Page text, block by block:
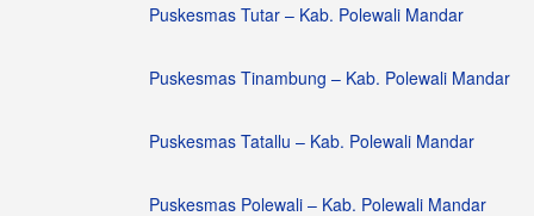
Puskesmas Tutar – Kab. Polewali Mandar
Puskesmas Tinambung – Kab. Polewali Mandar
Puskesmas Tatallu – Kab. Polewali Mandar
Puskesmas Polewali – Kab. Polewali Mandar